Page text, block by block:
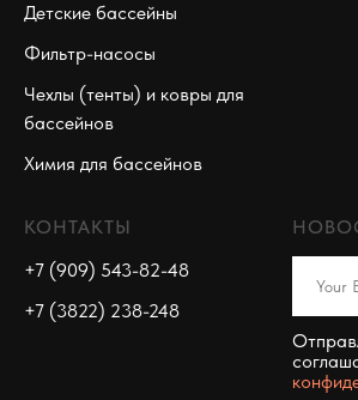
Детские бассейны
Фильтр-насосы
Чехлы (тенты) и ковры для
бассейнов
Химия для бассейнов
КОНТАКТЫ
+7 (909) 543-82-48
+7 (3822) 238-248